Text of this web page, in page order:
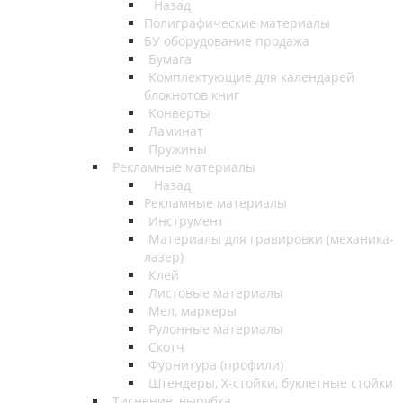
Назад
Полиграфические материалы
БУ оборудование продажа
Бумага
Комплектующие для календарей
блокнотов книг
Конверты
Ламинат
Пружины
Рекламные материалы
Назад
Рекламные материалы
Инструмент
Материалы для гравировки (механика-
лазер)
Клей
Листовые материалы
Мел, маркеры
Рулонные материалы
Скотч
Фурнитура (профили)
Штендеры, Х-стойки, буклетные стойки